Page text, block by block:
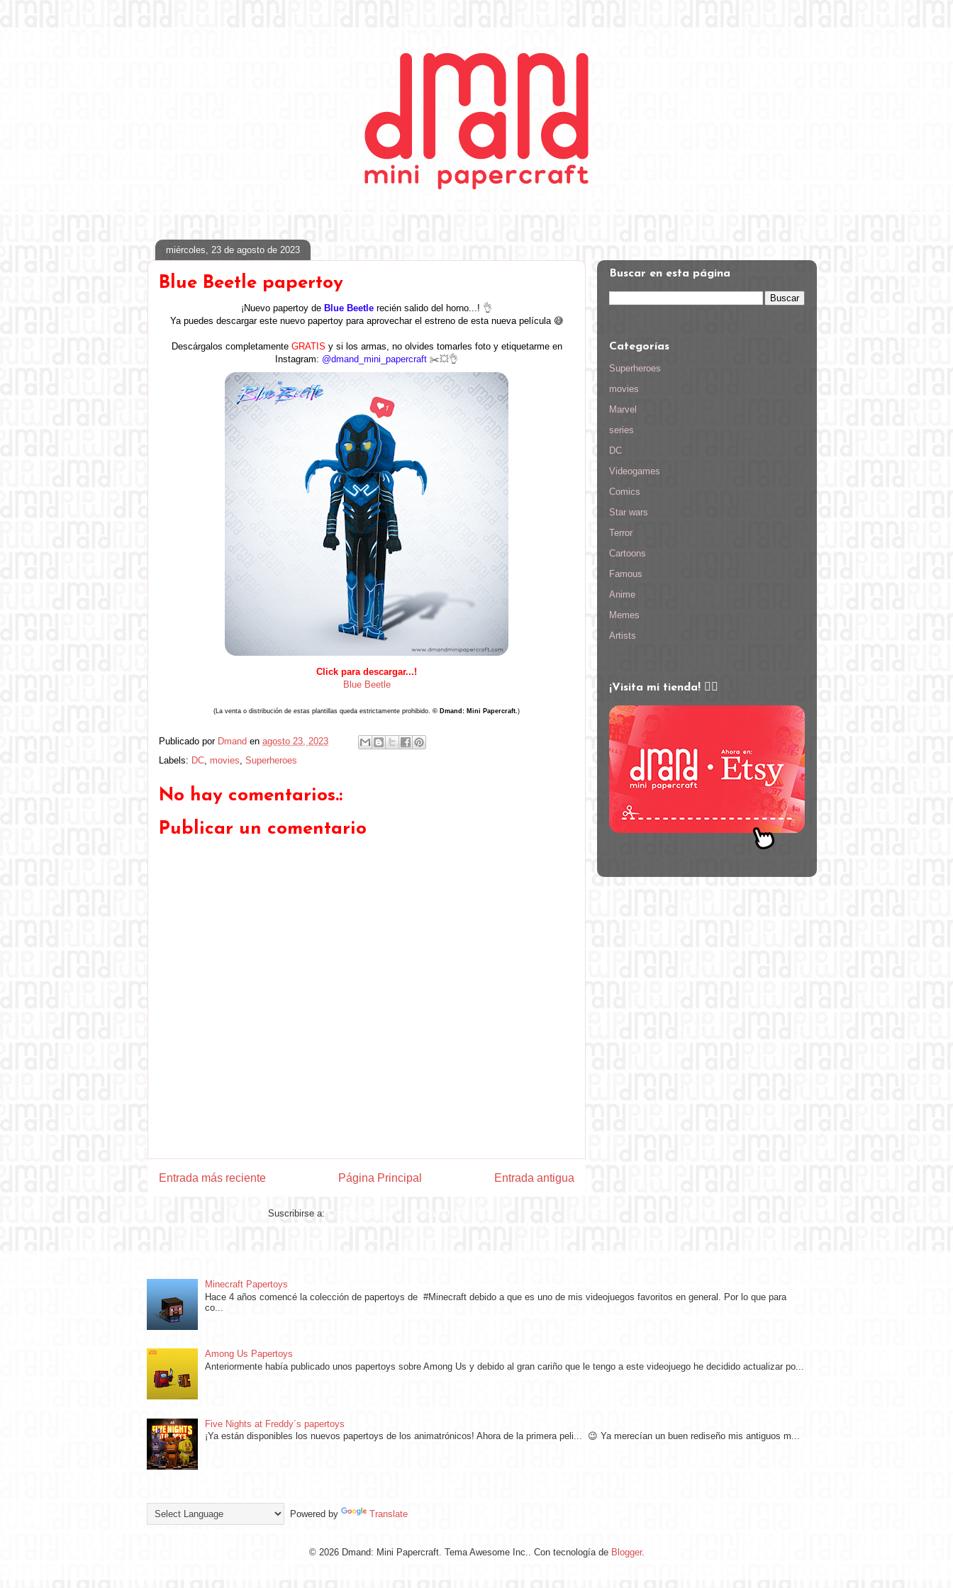
miércoles, 23 de agosto de 2023
Blue Beetle papertoy
¡Nuevo papertoy de Blue Beetle recién salido del horno...! 👌
Ya puedes descargar este nuevo papertoy para aprovechar el estreno de esta nueva película 😅
Descárgalos completamente GRATIS y si los armas, no olvides tomarles foto y etiquetarme en
Instagram: @dmand_mini_papercraft ✂️💥👌
Click para descargar...!
Blue Beetle
(La venta o distribución de estas plantillas queda estrictamente prohibido. © Dmand: Mini Papercraft.)
Publicado por Dmand en agosto 23, 2023
Labels: DC, movies, Superheroes
No hay comentarios.:
Publicar un comentario
Entrada más reciente Entrada antigua
Página Principal
Suscribirse a:
Buscar en esta página
Categorías
Superheroes
movies
Marvel
series
DC
Videogames
Comics
Star wars
Terror
Cartoons
Famous
Anime
Memes
Artists
¡Visita mi tienda! 👇🏻
Minecraft Papertoys
Hace 4 años comencé la colección de papertoys de #Minecraft debido a que es uno de mis videojuegos favoritos en general. Por lo que para
co...
Among Us Papertoys
Anteriormente había publicado unos papertoys sobre Among Us y debido al gran cariño que le tengo a este videojuego he decidido actualizar po...
Five Nights at Freddy´s papertoys
¡Ya están disponibles los nuevos papertoys de los animatrónicos! Ahora de la primera peli... 😉 Ya merecían un buen rediseño mis antiguos m...
Powered by Translate
© 2026 Dmand: Mini Papercraft. Tema Awesome Inc.. Con tecnología de Blogger.